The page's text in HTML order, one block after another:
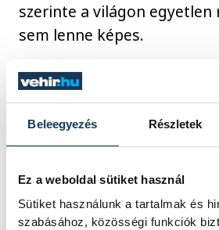
Beleegyezés Részletek
Ez a weboldal sütiket használ
Sütiket használunk a tartalmak és
szabásához, közösségi funkciók
szerinte a világon egyetlen
sem lenne képes.
Dan Caine tábornok, az
részletesen ismertette az
művelet több hónapos
előkészítés eredménye